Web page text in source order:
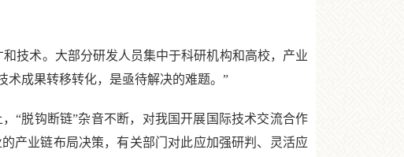
技术。大部分研发人员集中于科研机构和高校，产业
术成果转移转化，是亟待解决的难题。”
脱钩断链”杂音不断，对我国开展国际技术交流合作
产业链布局决策，有关部门对此应加强研判、灵活应